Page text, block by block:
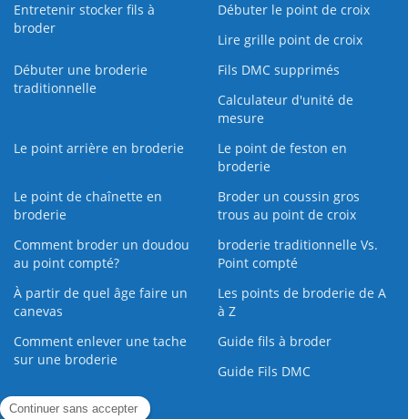
Entretenir stocker fils à
broder
Débuter le point de croix
Lire grille point de croix
Débuter une broderie
traditionnelle
Fils DMC supprimés
Calculateur d'unité de
mesure
Le point arrière en broderie
Le point de feston en
broderie
Le point de chaînette en
broderie
Broder un coussin gros
trous au point de croix
Comment broder un doudou
au point compté?
broderie traditionnelle Vs.
Point compté
À partir de quel âge faire un
canevas
Les points de broderie de A
à Z
Comment enlever une tache
sur une broderie
Guide fils à broder
Guide Fils DMC
Guide de la Broderie